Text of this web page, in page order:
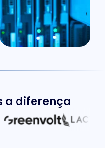
a diferença